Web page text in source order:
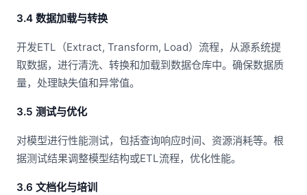
3.4 数据加载与转换
开发ETL（Extract, Transform, Load）流程，从源系统提
取数据，进行清洗、转换和加载到数据仓库中。确保数据质
量，处理缺失值和异常值。
3.5 测试与优化
对模型进行性能测试，包括查询响应时间、资源消耗等。根
据测试结果调整模型结构或ETL流程，优化性能。
3.6 文档化与培训